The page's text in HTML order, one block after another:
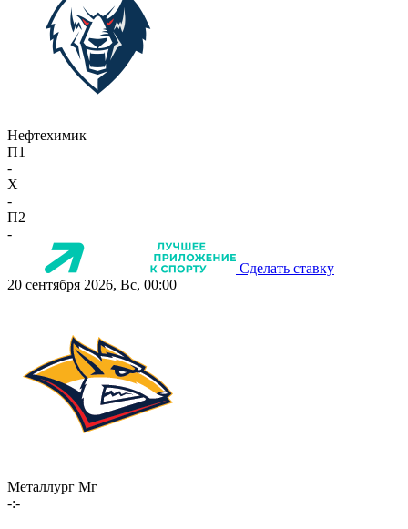
Нефтехимик
П1
-
X
-
П2
-
Сделать ставку
20 сентября 2026, Вс, 00:00
Металлург Мг
-:-